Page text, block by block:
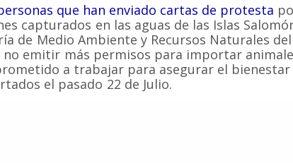
que han enviado cartas de protesta
capturados en las aguas de las Islas
de Medio Ambiente y Recursos Naturales
no emitir más permisos para importar
a trabajar para asegurar el bienestar
el pasado 22 de Julio.
© 2020 Estudio Ajolote| Todos los